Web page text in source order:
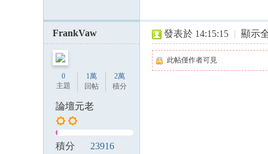
FrankVaw
0
主題
1萬
回帖
2萬
積分
論壇元老
積分 23916
發表於 14:15:15 | 顯示
此帖僅作者可見